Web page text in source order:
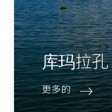
库玛拉孔
更多的